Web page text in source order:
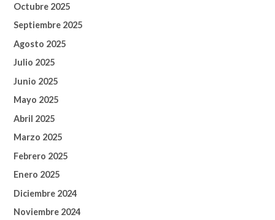
Octubre 2025
Septiembre 2025
Agosto 2025
Julio 2025
Junio 2025
Mayo 2025
Abril 2025
Marzo 2025
Febrero 2025
Enero 2025
Diciembre 2024
Noviembre 2024